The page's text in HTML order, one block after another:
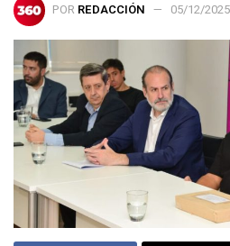
POR REDACCIÓN 05/12/2025